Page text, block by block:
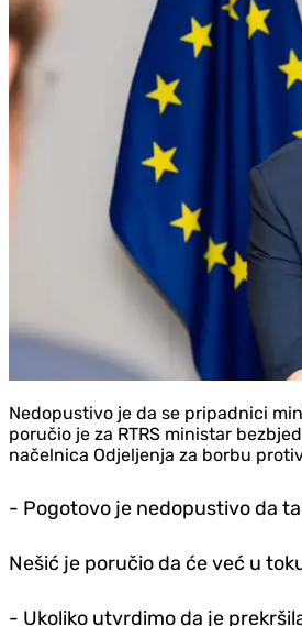
Nedopustivo je da se pripadnici
poručio je za RTRS ministar
načelnica Odjeljenja za borbu
- Pogotovo je nedopustivo da
Nešić je poručio da će već u
- Ukoliko utvrdimo da je